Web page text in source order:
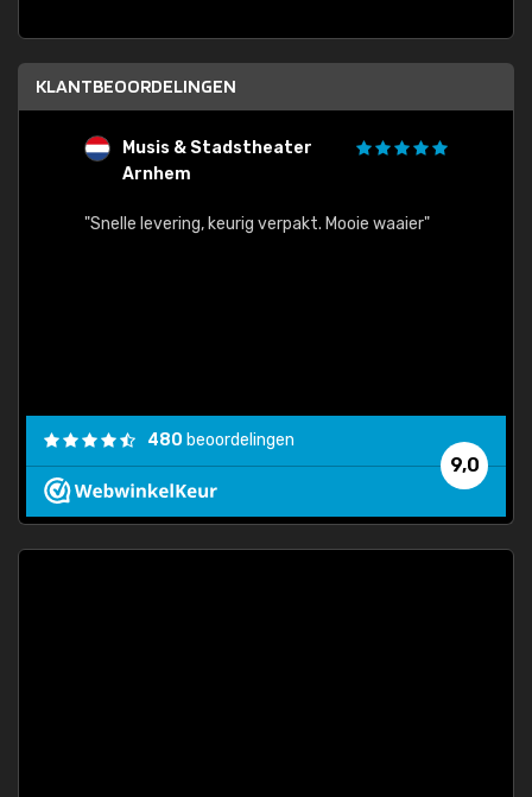
KLANTBEOORDELINGEN
Musis & Stadstheater
Arnhem
"Snelle levering, keurig verpakt. Mooie waaier"
9,0
480 beoordelingen